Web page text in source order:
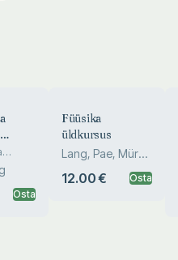
Osta
Füüsika
üldkursus
Lang, Pae, Mürk,
12.00 € Osta